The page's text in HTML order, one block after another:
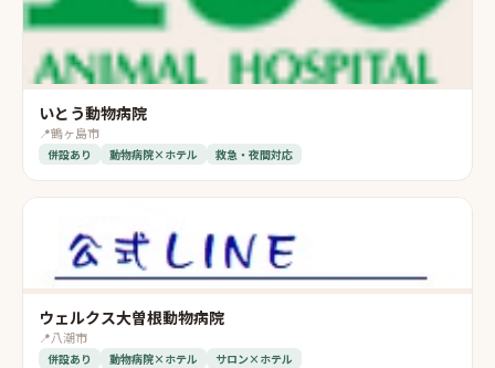
いとう動物病院
📍鶴ヶ島市
併設あり 動物病院×ホテル 救急・夜間対応
ウェルクス大曽根動物病院
📍八潮市
併設あり 動物病院×ホテル サロン×ホテル